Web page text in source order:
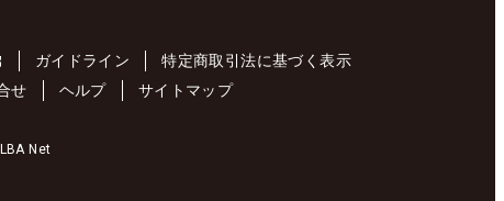
ガイドライン
特定商取引法に基づく表示
せ ヘルプ サイトマップ
Net